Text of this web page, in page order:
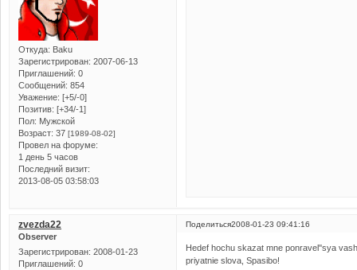
Откуда: Baku
Зарегистрирован: 2007-06-13
Приглашений: 0
Сообщений: 854
Уважение: [+5/-0]
Позитив: [+34/-1]
Пол: Мужской
Возраст: 37 [1989-08-02]
Провел на форуме:
1 день 5 часов
Последний визит:
2013-08-05 03:58:03
Поделиться2008-01-23 09:41:16
zvezda22
Observer
Зарегистрирован: 2008-01-23
Приглашений: 0
Hedef hochu skazat mne ponravel''sya
priyatnie slova, Spasibo!